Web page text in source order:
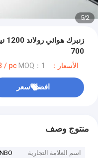
2
/
5
700
الأسعار：usd 29.08 / pc MOQ：1ص
افضل سعر
منتوج وصف
اسم العلامة التجارية